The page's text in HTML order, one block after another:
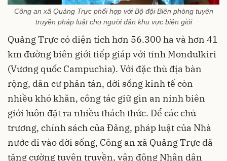
Công an xã Quảng Trực phối hợp với Bộ đội Biên phòng tuyên
truyền pháp luật cho người dân khu vực biên giới
Quảng Trực có diện tích hơn 56.300 ha và hơn 41
km đường biên giới tiếp giáp với tỉnh Mondulkiri
(Vương quốc Campuchia). Với đặc thù địa bàn
rộng, dân cư phân tán, đời sống kinh tế còn
nhiều khó khăn, công tác giữ gìn an ninh biên
giới luôn đặt ra nhiều thách thức. Để các chủ
trương, chính sách của Đảng, pháp luật của Nhà
nước đi vào đời sống, Công an xã Quảng Trực đã
tăng cường tuyên truyền, vận động Nhân dân